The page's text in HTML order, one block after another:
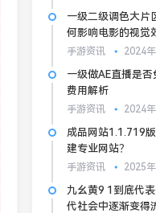
一级二级调色大片
何影响电影的视觉
手游资讯 2024
一级做AE直播是
费用解析
手游资讯 2024
成品网站1.1.719
建专业网站？
手游资讯 2025
九幺黄9 1到底代
代社会中逐渐变得